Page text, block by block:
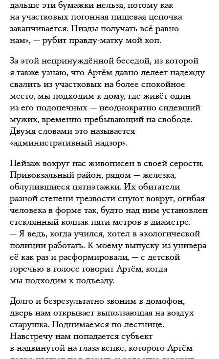
дальше эти бумажки нельзя, потому как
на участковых погонная пищевая цепочка
заканчивается. Пизды получать всё равно
нам», — рубит правду-матку мой коп.
За этой непринуждённой беседой, из которой
я также узнаю, что Артём давно лелеет надежду
свалить из участковых на более спокойное
место, мы подходим к дому, где живёт один
из его подопечных — неоднократно сидевший
мужик, временно пребывающий на свободе.
Двумя словами это называется
«административный надзор».
Пейзаж вокруг нас живописен в своей серости.
Привокзальный район, рядом — железка,
облупившиеся пятиэтажки. Их обитатели
разной степени трезвости снуют вокруг, огибая
человека в форме так, будто над ним установлен
стеклянный колпак пяти метров в диаметре.
— Я ведь, когда учился, хотел в экологической
полиции работать. К моему выпуску из универа
её как раз и расформировали, — с детской
горечью в голосе говорит Артём, когда
мы подходим к подъезду.
Долго и безрезультатно звоним в домофон,
дверь нам открывает выползающая на воздух
старушка. Поднимаемся по лестнице.
Навстречу нам попадается субъект
в надвинутой на глаза кепке, которого Артём